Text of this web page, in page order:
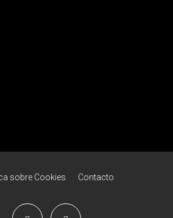
sobre Cookies Contacto